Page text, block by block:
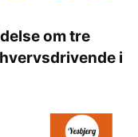
om tre
i